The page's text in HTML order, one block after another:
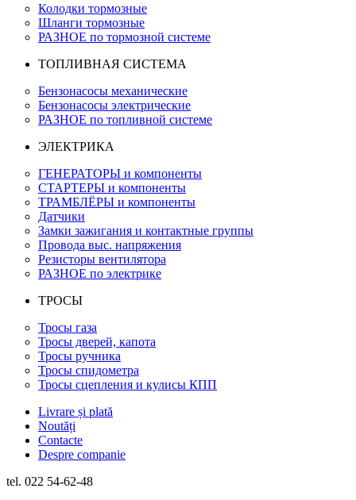
Колодки тормозные
Шланги тормозные
РАЗНОЕ по тормозной системе
ТОПЛИВНАЯ СИСТЕМА
Бензонасосы механические
Бензонасосы электрические
РАЗНОЕ по топливной системе
ЭЛЕКТРИКА
ГЕНЕРАТОРЫ и компоненты
СТАРТЕРЫ и компоненты
ТРАМБЛЁРЫ и компоненты
Датчики
Замки зажигания и контактные группы
Провода выс. напряжения
Резисторы вентилятора
РАЗНОЕ по электрике
ТРОСЫ
Тросы газа
Тросы дверей, капота
Тросы ручника
Тросы спидометра
Тросы сцепления и кулисы КПП
Livrare și plată
Noutăți
Contacte
Despre companie
tel. 022 54-62-48